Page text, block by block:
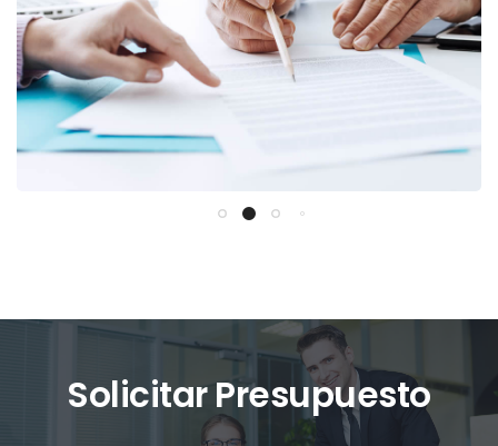
Solicitar Presupuesto